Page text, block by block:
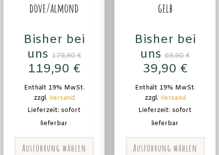
dove/almond
Bisher bei
uns 179,90€
119,90 €
Enthält 19% MwSt.
zzgl. Versand
Lieferzeit: sofort
lieferbar
Ausführung wählen
gelb
Bisher bei
uns 69,90€
39,90 €
Enthält 19% MwSt.
zzgl. Versand
Lieferzeit: sofort
lieferbar
Ausführung wählen